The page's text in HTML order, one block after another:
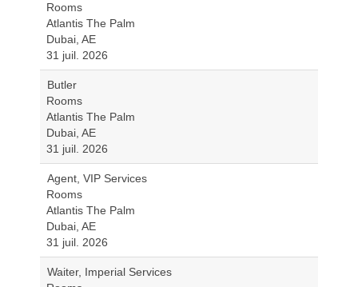
Rooms
Atlantis The Palm
Dubai, AE
31 juil. 2026
Butler
Rooms
Atlantis The Palm
Dubai, AE
31 juil. 2026
Agent, VIP Services
Rooms
Atlantis The Palm
Dubai, AE
31 juil. 2026
Waiter, Imperial Services